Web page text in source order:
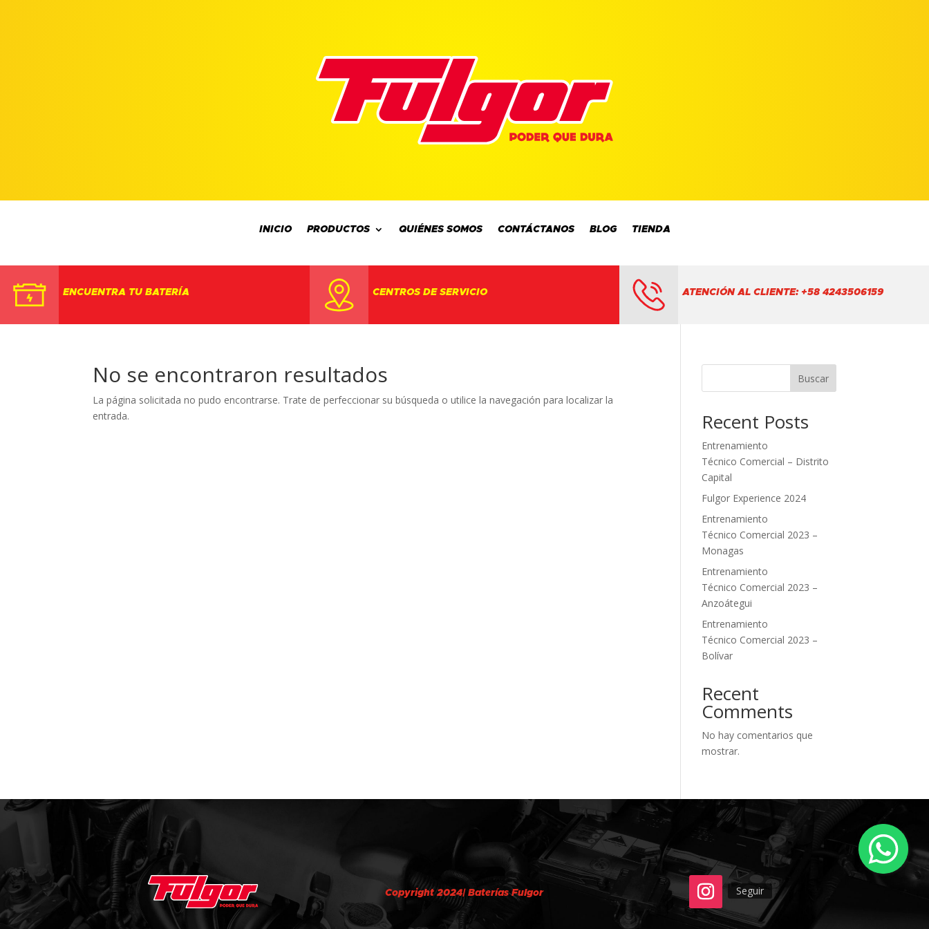
INICIO PRODUCTOS QUIÉNES SOMOS CONTÁCTANOS BLOG TIENDA
ENCUENTRA TU BATERÍA CENTROS DE SERVICIO ATENCIÓN AL CLIENTE: +58 4243506159
No se encontraron resultados
La página solicitada no pudo encontrarse. Trate de perfeccionar su búsqueda o utilice la navegación para localizar la
entrada.
Buscar
Recent Posts
Entrenamiento
Técnico Comercial – Distrito
Capital
Fulgor Experience 2024
Entrenamiento
Técnico Comercial 2023 –
Monagas
Entrenamiento
Técnico Comercial 2023 –
Anzoátegui
Entrenamiento
Técnico Comercial 2023 –
Bolívar
Recent
Comments
No hay comentarios que
mostrar.
Copyright 2024| Baterías Fulgor Seguir